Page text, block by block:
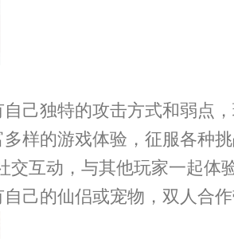
己独特的攻击方式和弱点
样的游戏体验，征服各种挑
互动，与其他玩家一起体
己的仙侣或宠物，双人合作